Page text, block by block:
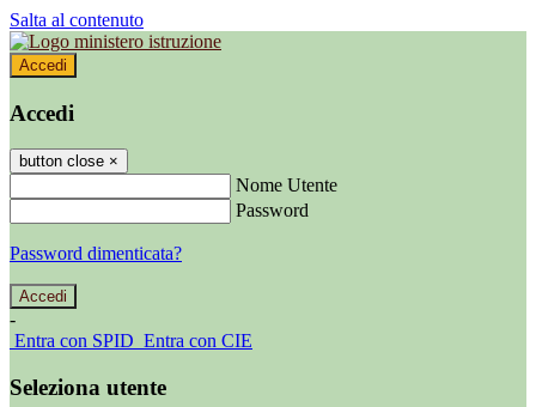
Salta al contenuto
Accedi
Accedi
button close ×
Nome Utente
Password
Password dimenticata?
-
Entra con SPID Entra con CIE
Seleziona utente